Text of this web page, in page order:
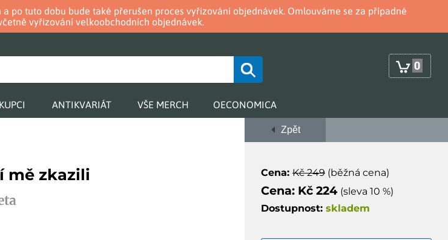
po tuto dobu bude také přerušen proces vyřizování objednávek. Omlouváme se za případné
vyřizování velkoobchodních objednávek.
0
ANTIKVARIÁT VŠE MERCH OECONOMICA
mě zkazili
Zpět
Cena:Kč 249(běžná cena)
Cena: Kč 224 (sleva 10 %)
Dostupnost: skladem